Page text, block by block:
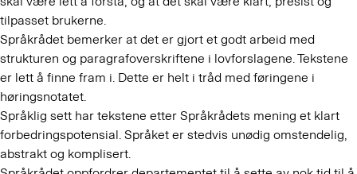
tilpasset brukerne.
Språkrådet bemerker at det er gjort et godt arbeid med
strukturen og paragrafoverskriftene i lovforslagene. Tekstene
er lett å finne fram i. Dette er helt i tråd med føringene i
høringsnotatet.
Språklig sett har tekstene etter Språkrådets mening et klart
forbedringspotensial. Språket er stedvis unødig omstendelig,
abstrakt og komplisert.